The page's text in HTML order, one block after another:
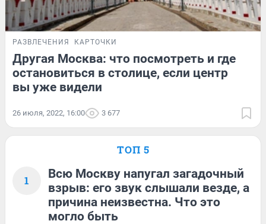
РАЗВЛЕЧЕНИЯ КАРТОЧКИ
Другая Москва: что посмотреть и где
остановиться в столице, если центр
вы уже видели
26 июля, 2022, 16:00 3 677
ТОП 5
1
Всю Москву напугал загадочный
взрыв: его звук слышали везде, а
причина неизвестна. Что это
могло быть